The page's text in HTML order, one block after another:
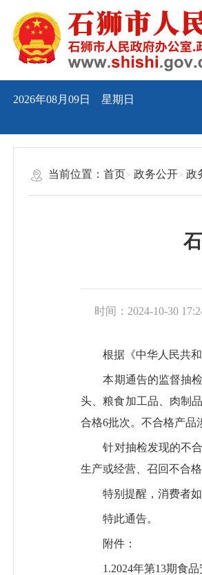
2026年08月09日 星期日
当前位置：首页 政务公开 政
时间：2024-10-30
根据《中华人民共和
本期通告的监督抽
头、粮食加工品、肉制
合格6批次。不合格产品
针对抽检发现的不
生产或经营、召回不合
特别提醒，消费者
特此通告。
附件：
1.2024年第13期食品